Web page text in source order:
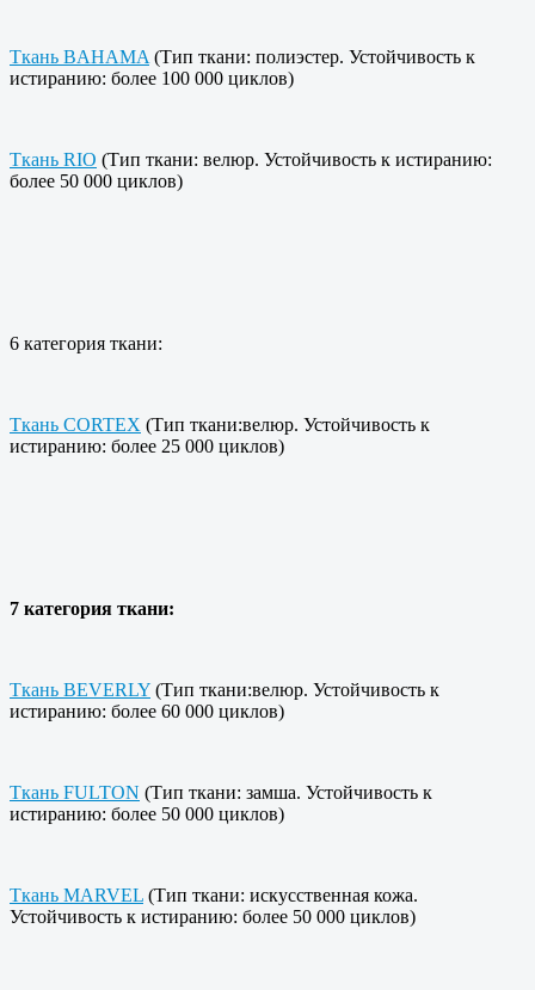
Ткань BAHAMA (Тип ткани: полиэстер. Устойчивость к
истиранию: более 100 000 циклов)
Ткань RIO (Тип ткани: велюр. Устойчивость к истиранию:
более 50 000 циклов)
6 категория ткани:
Ткань CORTEX (Тип ткани:велюр. Устойчивость к
истиранию: более 25 000 циклов)
7 категория ткани:
Ткань BEVERLY (Тип ткани:велюр. Устойчивость к
истиранию: более 60 000 циклов)
Ткань FULTON (Тип ткани: замша. Устойчивость к
истиранию: более 50 000 циклов)
Ткань MARVEL (Тип ткани: искусственная кожа.
Устойчивость к истиранию: более 50 000 циклов)